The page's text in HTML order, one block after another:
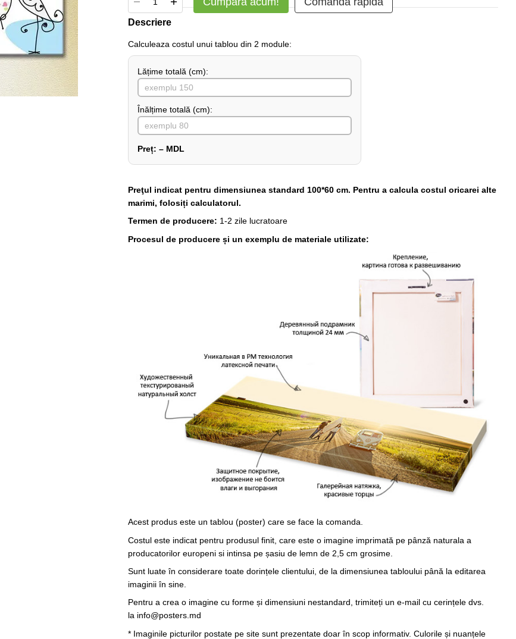
Descriere
Сalculeaza costul unui tablou din 2 module:
Lățime totală (cm):
Înălțime totală (cm):
Preț: – MDL
Preţul indicat pentru dimensiunea standard 100*60 cm. Pentru a calcula costul oricarei alte
marimi, folosiți calculatorul.
Termen de producere: 1-2 zile lucratoare
Procesul de producere și un exemplu de materiale utilizate:
Acest produs este un tablou (poster) care se face la comanda.
Costul este indicat pentru produsul finit, care este o imagine imprimată pe pânză naturala a
producatorilor europeni si intinsa pe șasiu de lemn de 2,5 cm grosime.
Sunt luate în considerare toate dorințele clientului, de la dimensiunea tabloului până la editarea
imaginii în sine.
Pentru a crea o imagine cu forme și dimensiuni nestandard, trimiteți un e-mail cu cerințele dvs.
la info@posters.md
* Imaginile picturilor postate pe site sunt prezentate doar în scop informativ. Culorile și nuanțele